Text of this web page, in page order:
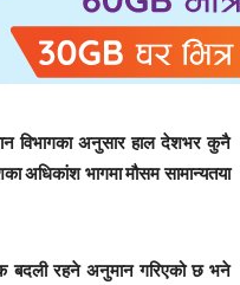
विभागका अनुसार हाल देशभर कुनै
अधिकांश भागमा मौसम सामान्यतया
बदली रहने अनुमान गरिएको छ भने